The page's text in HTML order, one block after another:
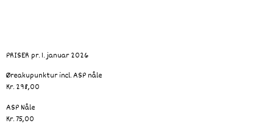
PRISER pr. 1. januar 2026
Øreakupunktur incl. ASP nåle
Kr. 298,00
ASP Nåle
Kr. 75,00